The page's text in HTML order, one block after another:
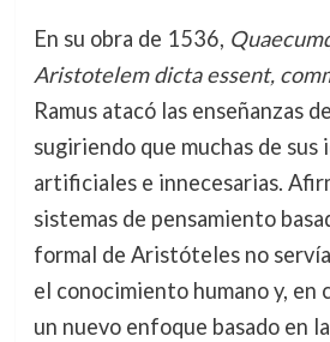
En su obra de 1536,
Aristotelem dicta essent,
Ramus atacó las enseñanzas
sugiriendo que muchas de sus
artificiales e innecesarias.
sistemas de pensamiento
formal de Aristóteles no
el conocimiento humano y, en
un nuevo enfoque basado en la